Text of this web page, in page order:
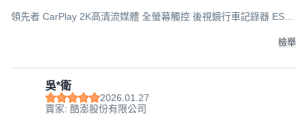
領先者 CarPlay 2K高清流媒體 全螢幕觸控 後視鏡行車記錄器 ES-
檢舉
吳*衛
2026.01.27
賣家: 酷澎股份有限公司